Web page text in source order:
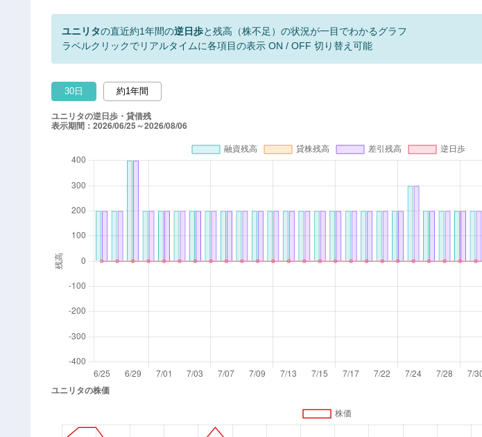
ユニリタの直近約1年間の逆日歩と残高（株不足）の状況が一目でわかるグラフ
ラベルクリックでリアルタイムに各項目の表示 ON / OFF 切り替え可能
30日 約1年間